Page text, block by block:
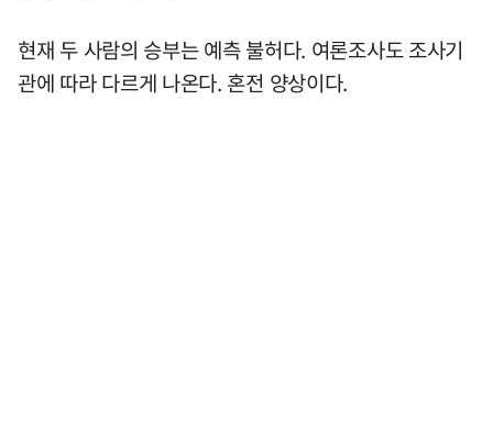
현재 두 사람의 승부는 예측 불허다. 여론조사도 조사기
관에 따라 다르게 나온다. 혼전 양상이다.